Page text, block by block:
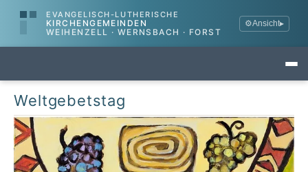
EVANGELISCH-LUTHERISCHE
KIRCHENGEMEINDEN
WEIHENZELL · WERNSBACH · FORST
⚙Ansicht▸
Weltgebetstag